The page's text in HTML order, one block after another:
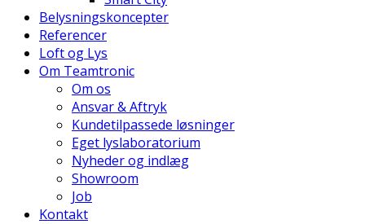
Belysningskoncepter
Referencer
Loft og Lys
Om Teamtronic
Om os
Ansvar & Aftryk
Kundetilpassede løsninger
Eget lyslaboratorium
Nyheder og indlæg
Showroom
Job
Kontakt